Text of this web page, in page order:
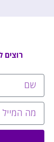
רוצים